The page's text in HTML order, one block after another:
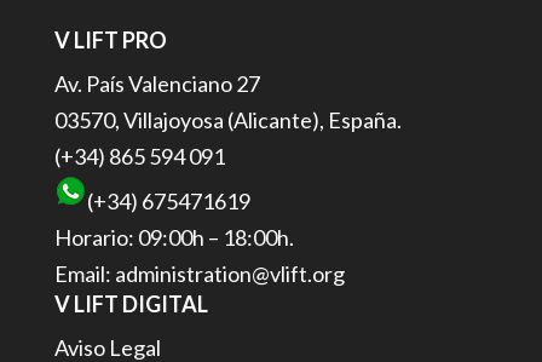
V LIFT PRO
Av. País Valenciano 27
03570, Villajoyosa (Alicante), España.
(+34) 865 594 091
(+34) 675471619
Horario: 09:00h – 18:00h.
Email: administration@vlift.org
V LIFT DIGITAL
Aviso Legal